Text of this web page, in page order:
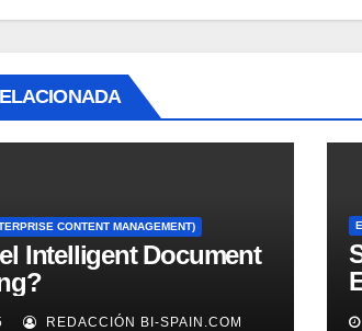
CONTENT MANAGEMENT)
Intelligent Document
REDACCIÓN BI-SPAIN.COM